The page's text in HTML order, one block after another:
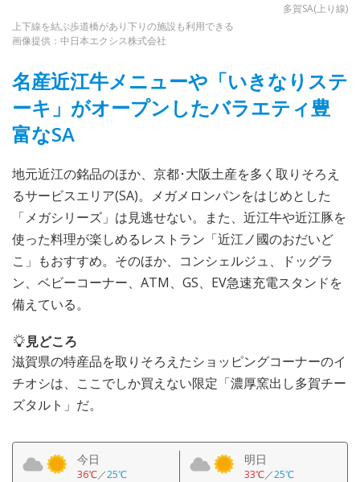
多賀SA(上り線)
上下線を結ぶ歩道橋があり下りの施設も利用できる
画像提供：中日本エクシス株式会社
名産近江牛メニューや「いきなりステ
ーキ」がオープンしたバラエティ豊
富なSA
地元近江の銘品のほか、京都･大阪土産を多く取りそろえ
るサービスエリア(SA)。メガメロンパンをはじめとした
「メガシリーズ」は見逃せない。また、近江牛や近江豚を
使った料理が楽しめるレストラン「近江ノ國のおだいど
こ」もおすすめ。そのほか、コンシェルジュ、ドッグラ
ン、ベビーコーナー、ATM、GS、EV急速充電スタンドを
備えている。
見どころ
滋賀県の特産品を取りそろえたショッピングコーナーのイ
チオシは、ここでしか買えない限定「濃厚窯出し多賀チー
ズタルト」だ。
今日
36℃／25℃
明日
33℃／25℃